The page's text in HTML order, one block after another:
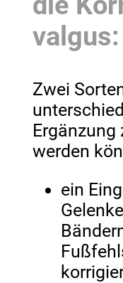
valgus:
Zwei
werden
ein